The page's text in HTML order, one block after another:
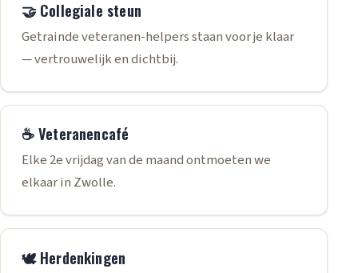
🤝 Collegiale steun
Getrainde veteranen-helpers staan voor je klaar
— vertrouwelijk en dichtbij.
☕ Veteranencafé
Elke 2e vrijdag van de maand ontmoeten we
elkaar in Zwolle.
🕊️ Herdenkingen